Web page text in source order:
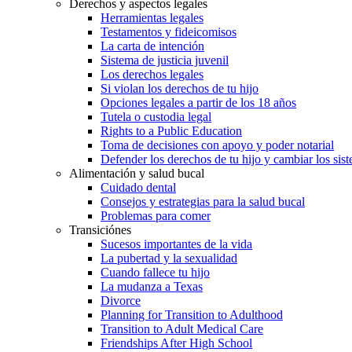
Derechos y aspectos legales
Herramientas legales
Testamentos y fideicomisos
La carta de intención
Sistema de justicia juvenil
Los derechos legales
Si violan los derechos de tu hijo
Opciones legales a partir de los 18 años
Tutela o custodia legal
Rights to a Public Education
Toma de decisiones con apoyo y poder notarial
Defender los derechos de tu hijo y cambiar los
Alimentación y salud bucal
Cuidado dental
Consejos y estrategias para la salud bucal
Problemas para comer
Transiciónes
Sucesos importantes de la vida
La pubertad y la sexualidad
Cuando fallece tu hijo
La mudanza a Texas
Divorce
Planning for Transition to Adulthood
Transition to Adult Medical Care
Friendships After High School